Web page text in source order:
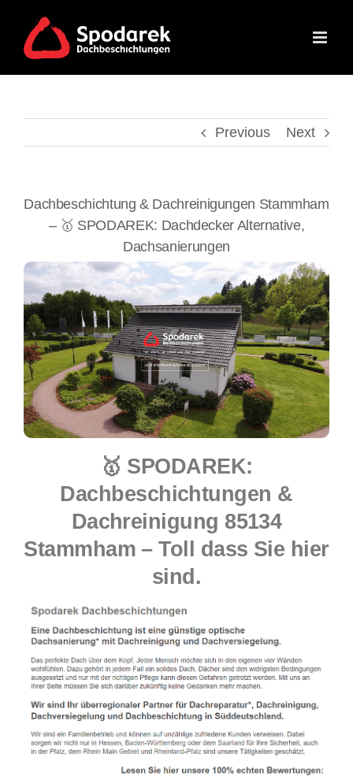
content
Previous Next
Dachbeschichtung & Dachreinigungen Stammham
– 🥇 SPODAREK: Dachdecker Alternative,
Dachsanierungen
🥇 SPODAREK:
Dachbeschichtungen &
Dachreinigung 85134
Stammham – Toll dass Sie hier
sind.